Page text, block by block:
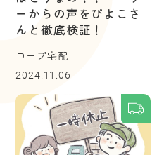
ーからの声をぴよこさ
んと徹底検証！
コープ宅配
2024.11.06